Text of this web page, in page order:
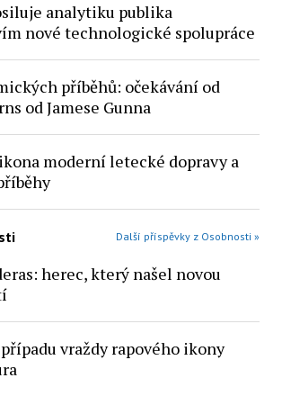
analytiku publika
nové technologické spolupráce
příběhů: očekávání od
od Jamese Gunna
moderní letecké dopravy a
Další příspěvky z Osobnosti »
herec, který našel novou
vraždy rapového ikony